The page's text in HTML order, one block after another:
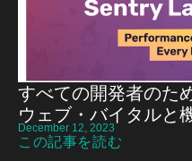
すべての開発者のた
ウェブ・バイタルと
December 12, 2023
この記事を読む